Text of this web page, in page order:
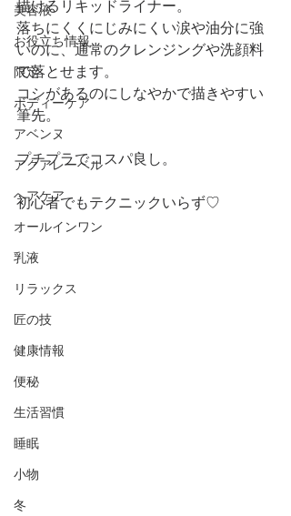
美容液
お役立ち情報
限定
ボディーケア
アベンヌ
アクアレーベル
ヘアケア
オールインワン
乳液
リラックス
匠の技
健康情報
便秘
生活習慣
睡眠
小物
冬
描けるリキッドライナー。
落ちにくくにじみにくい涙や油分に強
いのに、通常のクレンジングや洗顔料
で落とせます。
コシがあるのにしなやかで描きやすい
筆先。
プチプラでコスパ良し。
初心者でもテクニックいらず♡